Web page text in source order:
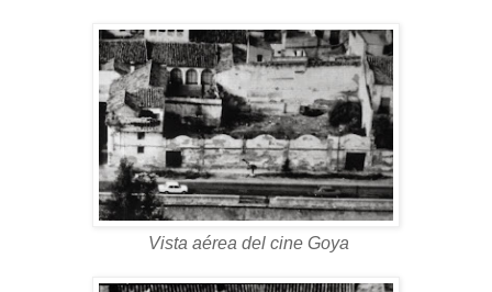
Vista aérea del cine Goya